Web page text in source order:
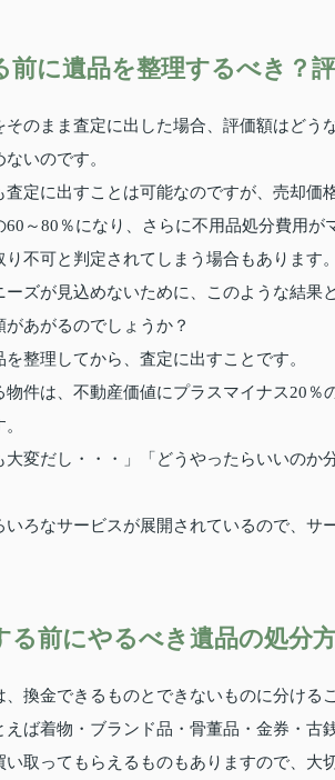
前に遺品を整理するべき？
のまま査定に出した場合、評価額はどう
いのです。
定に出すことは可能なのですが、売却価
～80％になり、さらに不用品処分費用が
不可と判定されてしまう場合もあります。
ズが見込めないために、このような結果
あがるのでしょうか？
整理してから、査定に出すことです。
件は、不動産価値にプラスマイナス20％
大変だし・・・」「どうやったらいいのか
いろなサービスが展開されているので、サ
る前にやるべき遺品の処分
換金できるものとできないものに分けるこ
ば着物・ブランド品・骨董品・金券・古
取ってもらえるものもありますので、大